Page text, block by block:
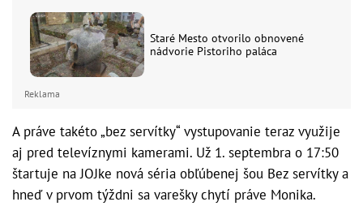
Staré Mesto otvorilo obnovené
nádvorie Pistoriho paláca
Reklama
A práve takéto „bez servítky“ vystupovanie teraz využije
aj pred televíznymi kamerami. Už 1. septembra o 17:50
štartuje na JOJke nová séria obľúbenej šou Bez servítky a
hneď v prvom týždni sa varešky chytí práve Monika.